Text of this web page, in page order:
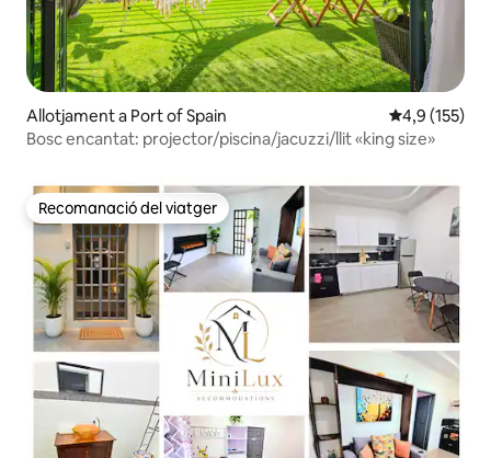
Allotjament a Port of Spain 4,9 de
4,9 (155)
Bosc encantat: projector/piscina/jacuzzi/llit «king size»
Recomanació del viatger
Recomanació del viatger